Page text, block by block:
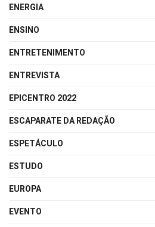
ENERGIA
ENSINO
ENTRETENIMENTO
ENTREVISTA
EPICENTRO 2022
ESCAPARATE DA REDAÇÃO
ESPETÁCULO
ESTUDO
EUROPA
EVENTO